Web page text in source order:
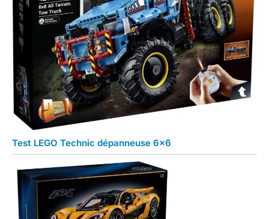
Test LEGO Technic dépanneuse 6×6